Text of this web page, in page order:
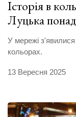
Історія в
Луцька
У мережі з'явилися
кольорах.
13 Вересня 2025